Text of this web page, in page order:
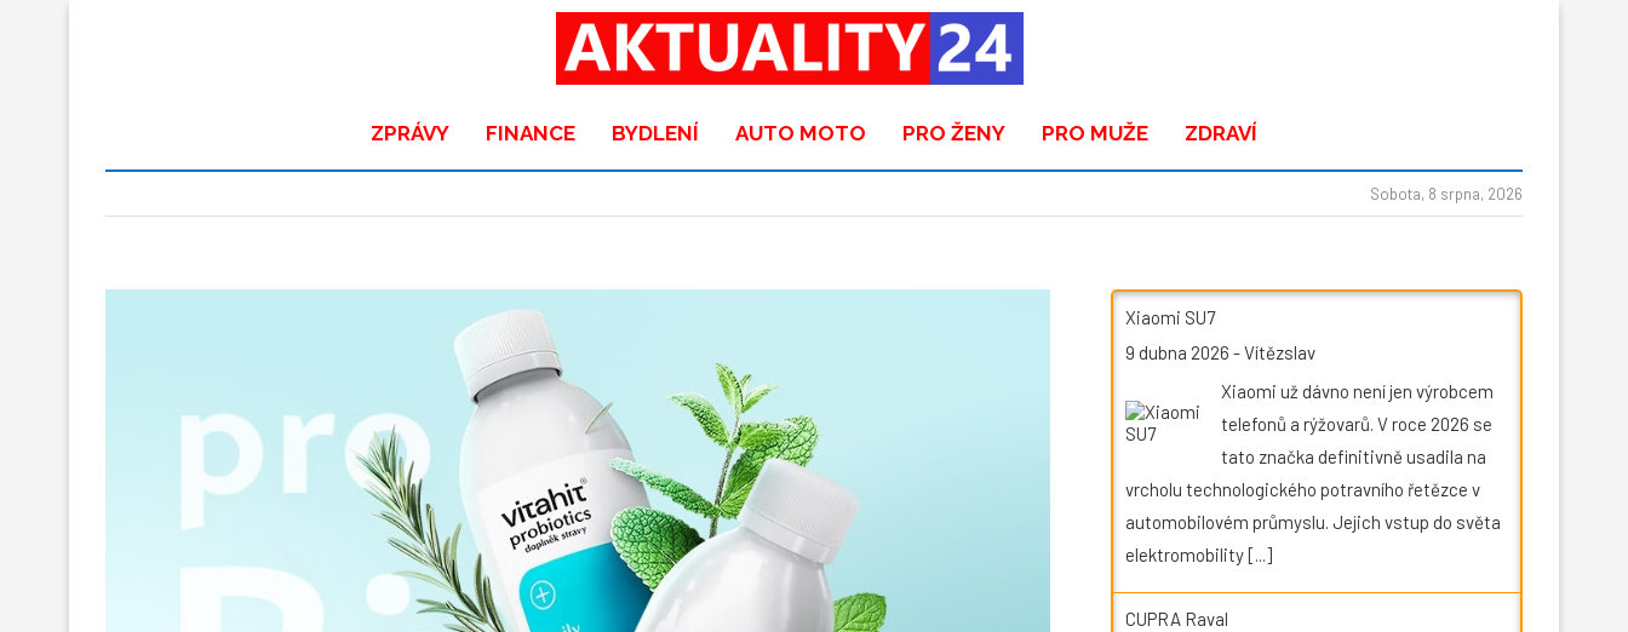
ZPRÁVY FINANCE BYDLENÍ AUTO MOTO PRO ŽENY PRO MUŽE ZDRAVÍ
Sobota, 8 srpna, 2026
Xiaomi SU7
9 dubna 2026 -Vítězslav
Xiaomi už dávno není jen výrobcem
telefonů a rýžovarů. V roce 2026 se
tato značka definitivně usadila na
vrcholu technologického potravního řetězce v
automobilovém průmyslu. Jejich vstup do světa
elektromobility[...]
CUPRA Raval